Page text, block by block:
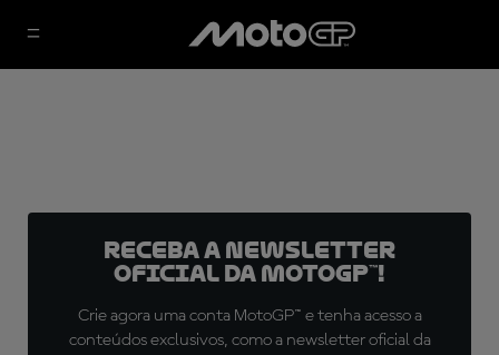
Receba a newsletter
oficial da MotoGP™!
Crie agora uma conta MotoGP™ e tenha acesso a
conteúdos exclusivos, como a newsletter oficial da